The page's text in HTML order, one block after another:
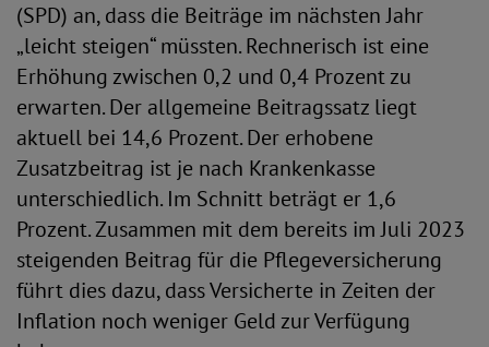
(SPD) an, dass die Beiträge im nächsten Jahr
„leicht steigen“ müssten. Rechnerisch ist eine
Erhöhung zwischen 0,2 und 0,4 Prozent zu
erwarten. Der allgemeine Beitragssatz liegt
aktuell bei 14,6 Prozent. Der erhobene
Zusatzbeitrag ist je nach Krankenkasse
unterschiedlich. Im Schnitt beträgt er 1,6
Prozent. Zusammen mit dem bereits im Juli 2023
steigenden Beitrag für die Pflegeversicherung
führt dies dazu, dass Versicherte in Zeiten der
Inflation noch weniger Geld zur Verfügung